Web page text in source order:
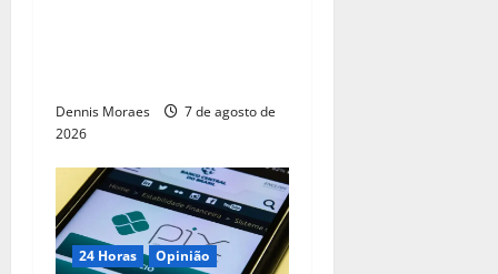
Dennis Moraes
7 de agosto de
2026
24 Horas Opinião